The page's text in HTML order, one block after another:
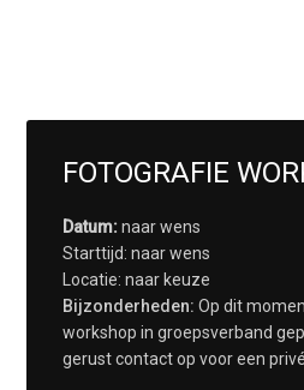
FOTOGRAFIE
Datum:naar wens
Starttijd: naar wens
Locatie: naar keuze
Bijzonderheden: Op dit
workshop in groepsverband
gerust contact op voor een